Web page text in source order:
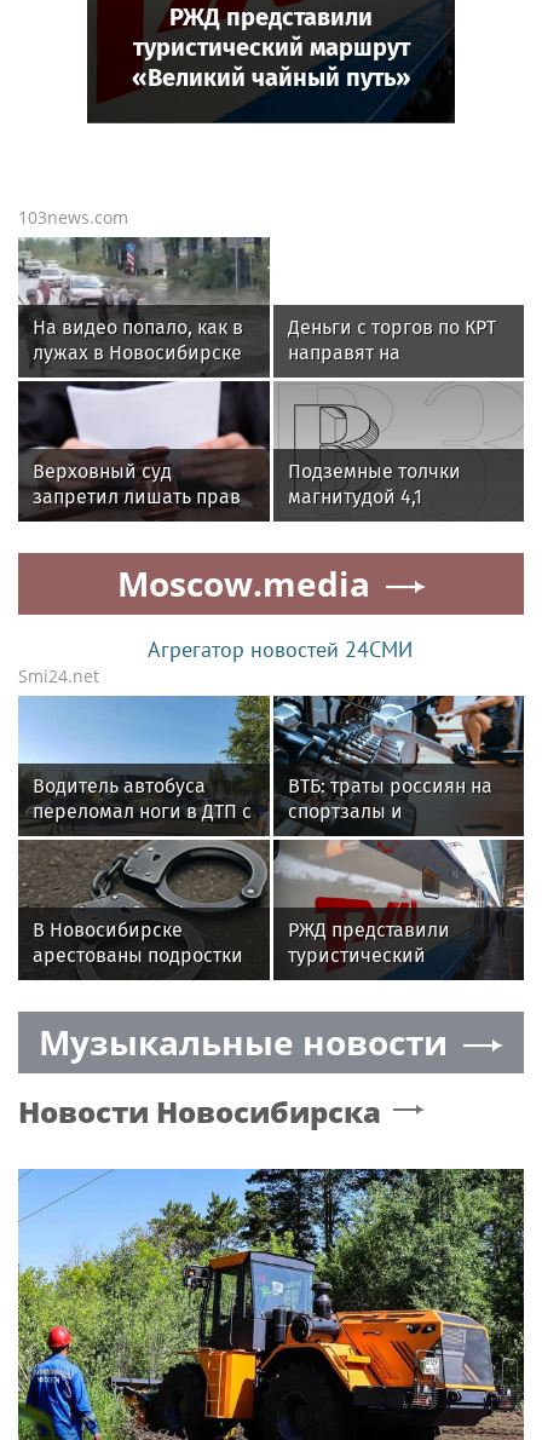
103news.com
На видео попало, как в
лужах в Новосибирске
дети ловили волну от
машин
Деньги с торгов по КРТ
направят на
строительство
соцобъектов в
Новосибирской
области
Верховный суд
запретил лишать прав
за пьяную езду, если
личность водителя не
установлена
Подземные толчки
магнитудой 4,1
зафиксировали на
территории Тувы
Moscow.media
Агрегатор новостей 24СМИ
Smi24.net
Водитель автобуса
переломал ноги в ДТП с
легковушкой в
Новосибирской
области
ВТБ: траты россиян на
спортзалы и
спортивное питание
выросли на 40% за год
В Новосибирске
арестованы подростки
за грабеж и стрельбу в
магазине
РЖД представили
туристический
маршрут «Великий
чайный путь»
Музыкальные новости
Новости Новосибирска
РЖД представили
туристический маршрут
«Великий чайный путь»